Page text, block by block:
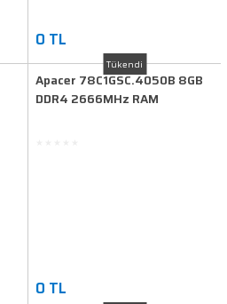
0 TL
Tükendi
Apacer 78C1GSC.4050B 8GB
DDR4 2666MHz RAM
0 TL